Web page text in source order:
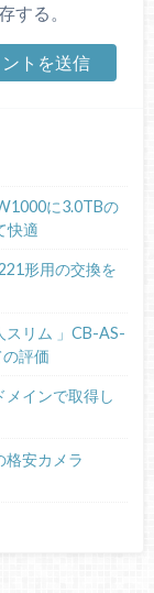
する。
に3.0TBの
快適
形用の交換を
スリム 」CB-AS-
評価
メインで取得し
安カメラ